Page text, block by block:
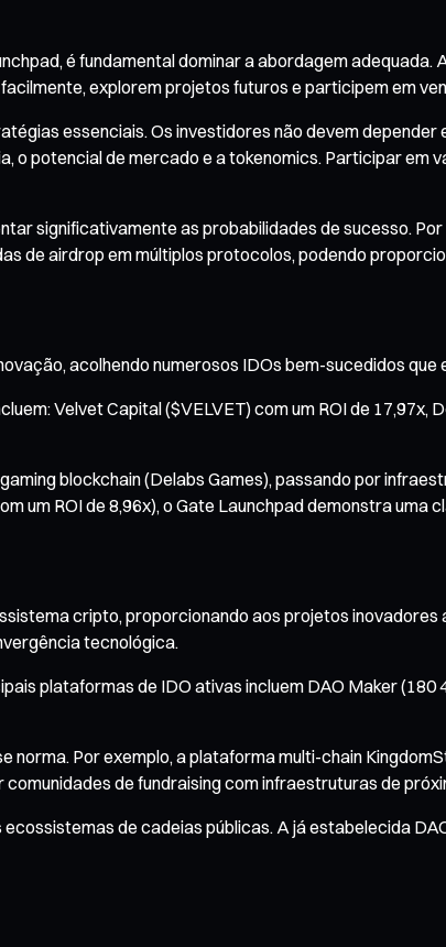
é fundamental dominar a abordagem
explorem projetos futuros e participem em
essenciais. Os investidores não devem
o potencial de mercado e a tokenomics. Participar
significativamente as probabilidades de sucesso.
de airdrop em múltiplos protocolos, podendo
acolhendo numerosos IDOs bem-sucedidos
Velvet Capital ($VELVET) com um ROI de 17,97x,
blockchain (Delabs Games), passando por
um ROI de 8,96x), o Gate Launchpad demonstra
cripto, proporcionando aos projetos
tecnológica.
plataformas de IDO ativas incluem DAO Maker
Por exemplo, a plataforma multi-chain
de fundraising com infraestruturas de
de cadeias públicas. A já estabelecida